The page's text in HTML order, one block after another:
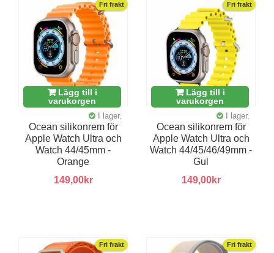
Fri frakt
Lägg till i
varukorgen
I lager.
Ocean silikonrem för
Apple Watch Ultra och
Watch 44/45mm -
Orange
149,00kr
Fri frakt
Lägg till i
varukorgen
I lager.
Ocean silikonrem för
Apple Watch Ultra och
Watch 44/45/46/49mm -
Gul
149,00kr
Fri frakt Fri frakt